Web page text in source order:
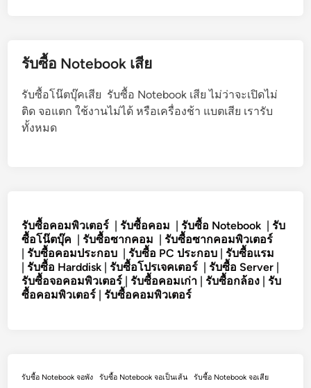
รับซื้อ Notebook เสีย
รับซื้อโน๊ตบุ๊คเสีย รับซื้อ Notebook เสีย ไม่ว่าจะเปิดไม่
ติด จอแตก ใช้งานไม่ได้ หรือเครื่องช้า แบตเสีย เรารับ
ทั้งหมด
รับซื้อคอมพิวเตอร์ |รับซื้อคอม |รับซื้อ Notebook |รับ
ซื้อโน๊ตบุ๊ค |รับซื้อซากคอม |รับซื้อซากคอมพิวเตอร์
|รับซื้อคอมประกอบ |รับซื้อ PC ประกอบ |รับซื้อแรม
|รับซื้อ Harddisk |รับซื้อโปรเจคเตอร์ |รับซื้อ Server |
รับซื้อจอคอมพิวเตอร์ |รับซื้อคอมเก่า |รับซื้อกล้อง |รับ
ซื้อคอมพิวเตอร์ |รับซื้อคอมพิวเตอร์
รับซื้อ Notebook จอพัง รับซื้อ Notebook จอเป็นเส้น
รับซื้อ Notebook จอเสีย